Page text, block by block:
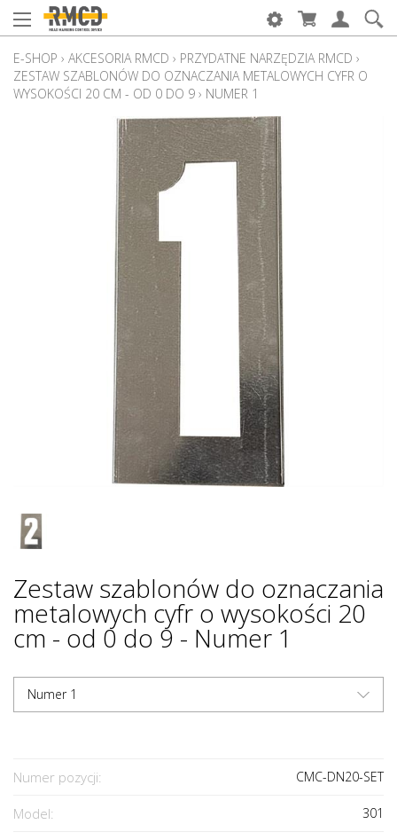
E-SHOP › AKCESORIA RMCD › PRZYDATNE NARZĘDZIA RMCD ›
ZESTAW SZABLONÓW DO OZNACZANIA METALOWYCH CYFR O
WYSOKOŚCI 20 CM - OD 0 DO 9 › NUMER 1
Zestaw szablonów do oznaczania
metalowych cyfr o wysokości 20
cm - od 0 do 9 - Numer 1
Numer 1
Numer pozycji: CMC-DN20-SET
Model: 301